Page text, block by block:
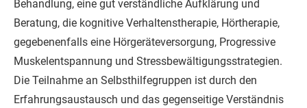
Behandlung, eine gut verständliche Aufklärung und
Beratung, die kognitive Verhaltenstherapie, Hörtherapie,
gegebenenfalls eine Hörgeräteversorgung, Progressive
Muskelentspannung und Stressbewältigungsstrategien.
Die Teilnahme an Selbsthilfegruppen ist durch den
Erfahrungsaustausch und das gegenseitige Verständnis